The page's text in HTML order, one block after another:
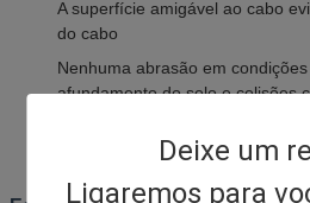
Deixe um
Ligaremos para
A superfície amigável ao cabo
do cabo
Nenhuma abrasão em
afundamento do solo e colisões
Durabilidade superior a 50 anos
Excelentes propriedades de